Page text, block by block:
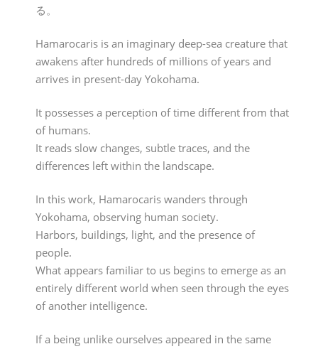
る。
Hamarocaris is an imaginary deep-sea creature that
awakens after hundreds of millions of years and
arrives in present-day Yokohama.
It possesses a perception of time different from that
of humans.
It reads slow changes, subtle traces, and the
differences left within the landscape.
In this work, Hamarocaris wanders through
Yokohama, observing human society.
Harbors, buildings, light, and the presence of
people.
What appears familiar to us begins to emerge as an
entirely different world when seen through the eyes
of another intelligence.
If a being unlike ourselves appeared in the same